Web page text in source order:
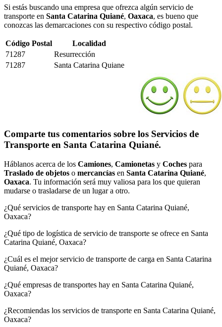
Si estás buscando una empresa que ofrezca algún servicio de
transporte en Santa Catarina Quiané, Oaxaca, es bueno que
conozcas las demarcaciones con su respectivo código postal.
Código Postal
Localidad
71287
Resurrección
71287
Santa Catarina Quiane
Comparte tus comentarios sobre los Servicios de
Transporte en Santa Catarina Quiané.
Háblanos acerca de los Camiones, Camionetas y Coches para
Traslado de objetos o mercancías en Santa Catarina Quiané,
Oaxaca. Tu información será muy valiosa para los que quieran
mudarse o trasladarse de un lugar a otro.
¿Qué servicios de transporte hay en Santa Catarina Quiané,
Oaxaca?
¿Qué tipo de logística de servicio de transporte se ofrece en Santa
Catarina Quiané, Oaxaca?
¿Cuál es el mejor servicio de transporte de carga en Santa Catarina
Quiané, Oaxaca?
¿Qué empresas de transportes hay en Santa Catarina Quiané,
Oaxaca?
¿Recomiendas los servicios de transporte en Santa Catarina Quiané,
Oaxaca?